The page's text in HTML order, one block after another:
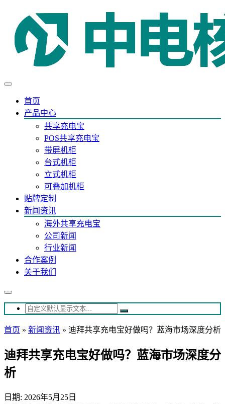
首页
产品中心
共享充电宝
POS共享充电宝
带屏机柜
台式机柜
立式机柜
可叠加机柜
贴牌定制
新闻资讯
海外共享充电宝
公司新闻
行业新闻
合作案例
关于我们
首页 » 新闻资讯 » 迪拜共享充电宝好做吗？蓝海市场深度分析
迪拜共享充电宝好做吗？蓝海市场深度分
析
日期: 2026年5月25日